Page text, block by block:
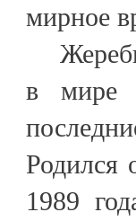
мирное
в мире
Родился
1989